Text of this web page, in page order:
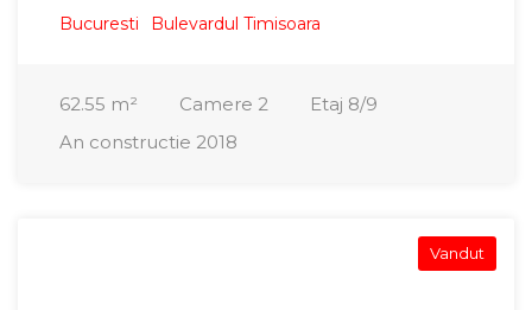
Bucuresti Bulevardul Timisoara
62.55 m² Camere 2 Etaj 8/9
An constructie 2018
Vandut